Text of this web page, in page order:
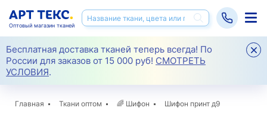
Бесплатная доставка тканей теперь всегда! По
России для заказов от 15 000 руб! СМОТРЕТЬ
УСЛОВИЯ.
Оптовый магазин тканей
Главная Ткани оптом 🌈 Шифон Шифон принт д9